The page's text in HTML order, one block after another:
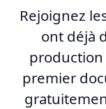
Rejoignez
ont déjà
production
premier